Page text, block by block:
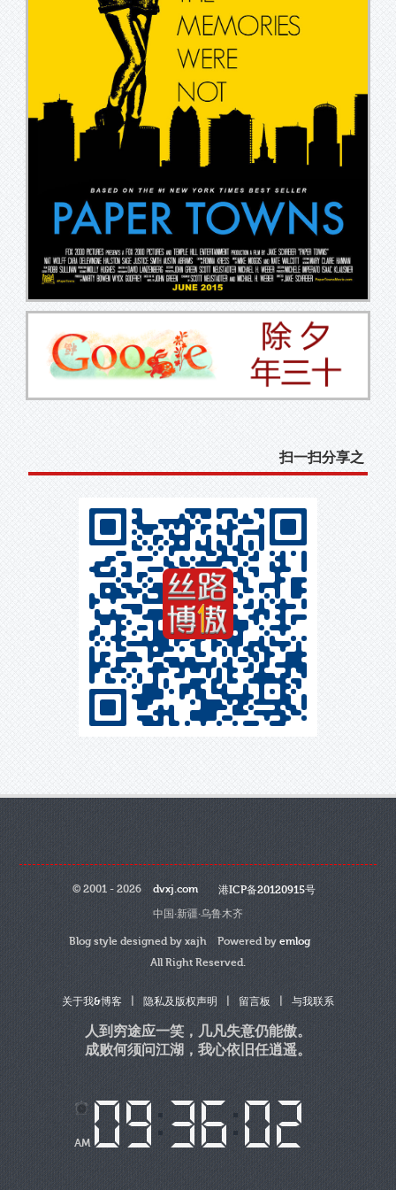
扫一扫分享之
© 2001 - 2026 dvxj.com
港ICP备20120915号
中国·新疆·乌鲁木齐
Blog style designed by xajh Powered by emlog
All Right Reserved.
关于我&博客 | 隐私及版权声明 | 留言板 | 与我联系
人到穷途应一笑，几凡失意仍能傲。
成败何须问江湖，我心依旧任逍遥。
AM